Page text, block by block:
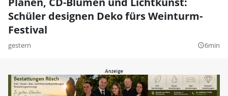
Schüler designen Deko fürs Weinturm-
Festival
gestern query_builder6min